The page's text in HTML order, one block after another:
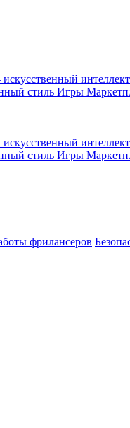
интеллект
стиль Игры
интеллект
стиль Игры
фрилансеров